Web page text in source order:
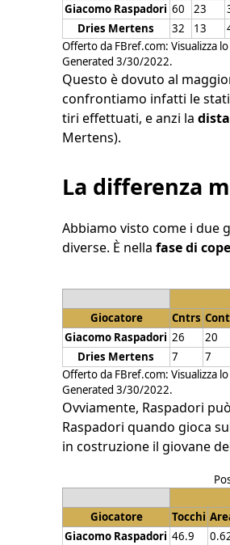
Giacomo Raspadori 60 23
Dries Mertens
32 13
Offerto da FBref.com: Visualizza
Generated 3/30/2022.
Questo è dovuto al
confrontiamo infatti le
tiri effettuati, e anzi la
Mertens).
La differenza
Abbiamo visto come i due
diverse. È nella fase di
Giocatore
Cntrs
Giacomo Raspadori 26 20
Dries Mertens
7 7
Offerto da FBref.com: Visualizza
Generated 3/30/2022.
Ovviamente, Raspadori
Raspadori quando gioca
in costruzione il giovane
Giocatore
Tocchi
Giacomo Raspadori 46.9